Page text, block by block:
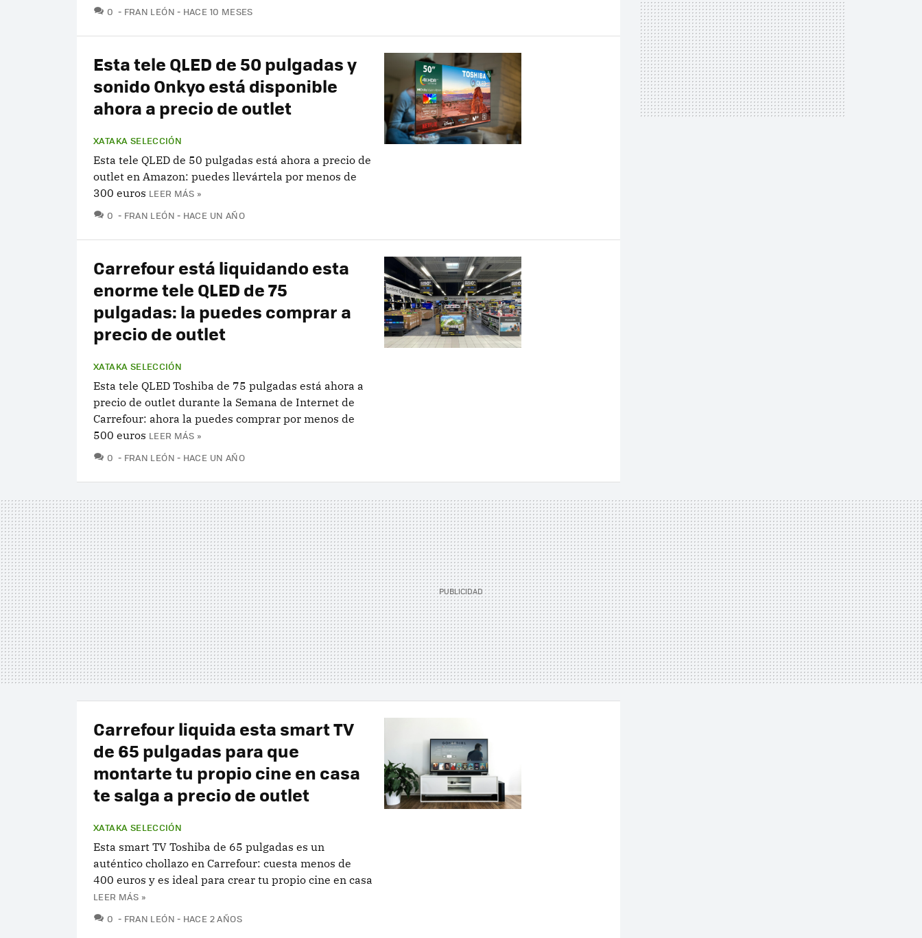
0 COMENTARIOS
FRAN LEÓN HACE 10 MESES
Esta tele QLED de 50 pulgadas y
sonido Onkyo está disponible
ahora a precio de outlet
XATAKA SELECCIÓN
Esta tele QLED de 50 pulgadas está ahora a precio de
outlet en Amazon: puedes llevártela por menos de
300 euros LEER MÁS »
0 COMENTARIOS
FRAN LEÓN HACE UN AÑO
Carrefour está liquidando esta
enorme tele QLED de 75
pulgadas: la puedes comprar a
precio de outlet
XATAKA SELECCIÓN
Esta tele QLED Toshiba de 75 pulgadas está ahora a
precio de outlet durante la Semana de Internet de
Carrefour: ahora la puedes comprar por menos de
500 euros LEER MÁS »
0 COMENTARIOS
FRAN LEÓN HACE UN AÑO
Carrefour liquida esta smart TV
de 65 pulgadas para que
montarte tu propio cine en casa
te salga a precio de outlet
XATAKA SELECCIÓN
Esta smart TV Toshiba de 65 pulgadas es un
auténtico chollazo en Carrefour: cuesta menos de
400 euros y es ideal para crear tu propio cine en casa
LEER MÁS »
0 COMENTARIOS
FRAN LEÓN HACE 2 AÑOS